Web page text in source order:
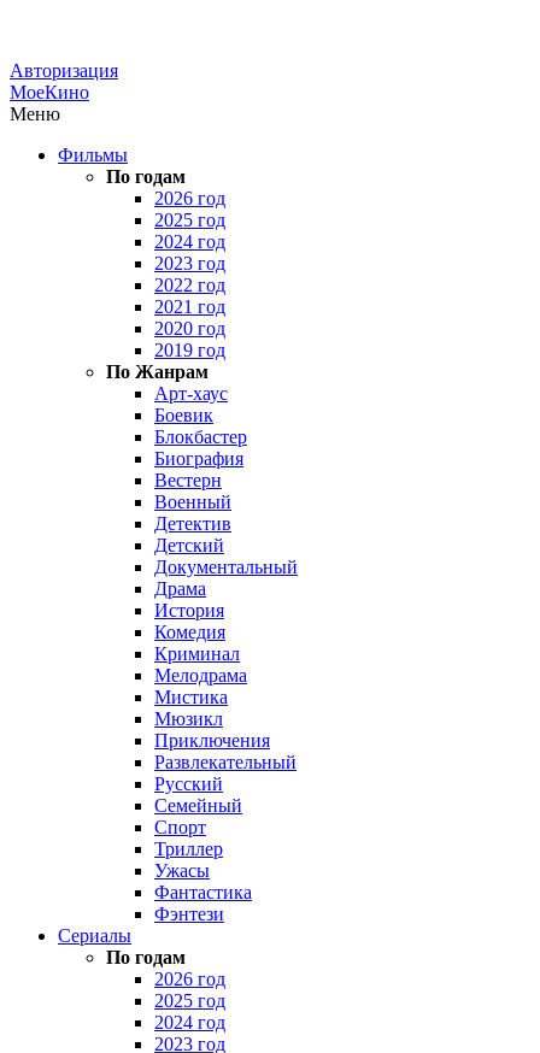
Авторизация
МоеКино
Меню
Фильмы
По годам
2026 год
2025 год
2024 год
2023 год
2022 год
2021 год
2020 год
2019 год
По Жанрам
Арт-хаус
Боевик
Блокбастер
Биография
Вестерн
Военный
Детектив
Детский
Документальный
Драма
История
Комедия
Криминал
Мелодрама
Мистика
Мюзикл
Приключения
Развлекательный
Русский
Семейный
Спорт
Триллер
Ужасы
Фантастика
Фэнтези
Сериалы
По годам
2026 год
2025 год
2024 год
2023 год